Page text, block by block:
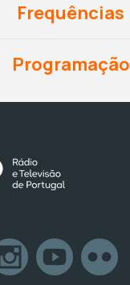
Frequências
Programação